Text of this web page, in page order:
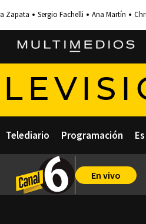
Zapata Sergio Fachelli Ana Martín
Telediario Programación
En vivo